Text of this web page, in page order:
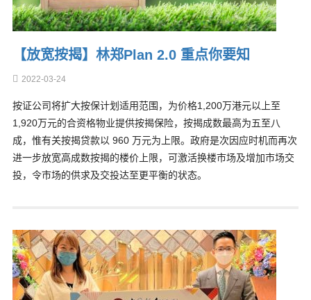
【放宽按揭】林郑Plan 2.0 重点你要知
2022-03-24
按证公司将扩大按保计划适用范围，为价格1,200万港元以上至
1,920万元的合资格物业提供按揭保险，按揭成数最高为五至八
成，惟有关按揭贷款以 960 万元为上限。政府是次因应时机而再次
进一步放宽高成数按揭的楼价上限，可激活换楼市场及增加市场交
投，令市场的供求及交投达至更平衡的状态。